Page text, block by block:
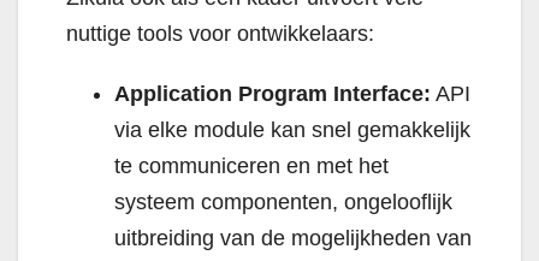
nuttige tools voor ontwikkelaars:
Application Program Interface: API
via elke module kan snel gemakkelijk
te communiceren en met het
systeem componenten, ongelooflijk
uitbreiding van de mogelijkheden van